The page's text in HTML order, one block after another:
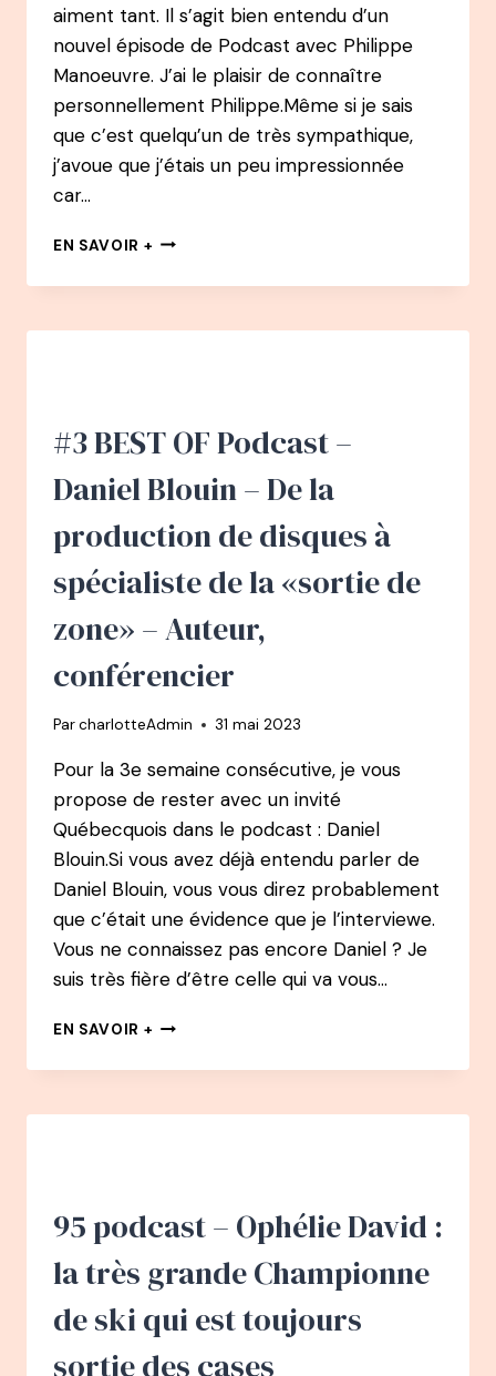
aiment tant. Il s’agit bien entendu d’un
nouvel épisode de Podcast avec Philippe
Manoeuvre. J’ai le plaisir de connaître
personnellement Philippe.Même si je sais
que c’est quelqu’un de très sympathique,
j’avoue que j’étais un peu impressionnée
car…
EN SAVOIR + #16
OF
PHILIPPE
VOIX
ROCK
#3 BEST OF Podcast –
Daniel Blouin – De la
production de disques à
spécialiste de la «sortie de
zone» – Auteur,
conférencier
ParcharlotteAdmin 31 mai 2023
Pour la 3e semaine consécutive, je vous
propose de rester avec un invité
Québecquois dans le podcast : Daniel
Blouin.Si vous avez déjà entendu parler de
Daniel Blouin, vous vous direz probablement
que c’était une évidence que je l’interviewe.
Vous ne connaissez pas encore Daniel ? Je
suis très fière d’être celle qui va vous…
EN SAVOIR + #3
OF
–
LA
DE
À
95 podcast – Ophélie David :
la très grande Championne
de ski qui est toujours
sortie des cases